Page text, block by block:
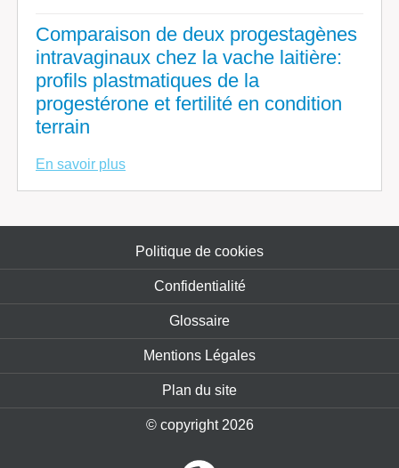
Comparaison de deux progestagènes
intravaginaux chez la vache laitière:
profils plastmatiques de la
progestérone et fertilité en condition
terrain
En savoir plus
Politique de cookies
Confidentialité
Glossaire
Mentions Légales
Plan du site
© copyright 2026